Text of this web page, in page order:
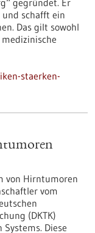
gegründet. Er
schafft ein
Das gilt sowohl
staerken-
von Hirntumoren
vom
(DKTK)
Diese